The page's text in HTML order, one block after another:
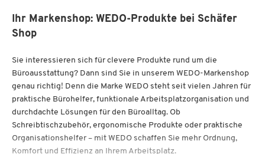
Ihr Markenshop: WEDO-Produkte bei Schäfer
Shop
Sie interessieren sich für clevere Produkte rund um die
Büroausstattung? Dann sind Sie in unserem WEDO-Markenshop
genau richtig! Denn die Marke WEDO steht seit vielen Jahren für
praktische Bürohelfer, funktionale Arbeitsplatzorganisation und
durchdachte Lösungen für den Büroalltag. Ob
Schreibtischzubehör, ergonomische Produkte oder praktische
Organisationshelfer – mit WEDO schaffen Sie mehr Ordnung,
Komfort und Effizienz an Ihrem Arbeitsplatz.